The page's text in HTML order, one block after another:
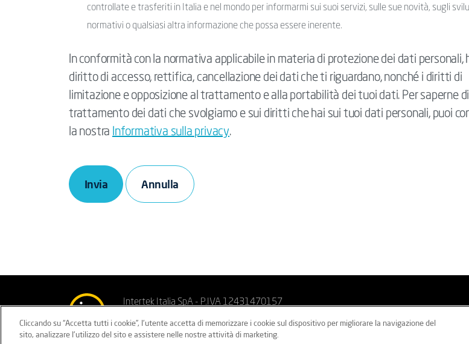
controllate e trasferiti in Italia e nel mondo per informarmi sui suoi servizi, sulle sue novità, sugli
normativi o qualsiasi altra informazione che possa essere inerente.
In conformità con la normativa applicabile in materia di protezione dei dati personali,
diritto di accesso, rettifica, cancellazione dei dati che ti riguardano, nonché i diritti di
limitazione e opposizione al trattamento e alla portabilità dei tuoi dati. Per saperne
trattamento dei dati che svolgiamo e sui diritti che hai sui tuoi dati personali, puoi
la nostra Informativa sulla privacy.
Invia
Intertek Italia SpA - P.IVA 12431470157
Privacy sito Privacy clienti/fornitori Cookie Policy Imparzialità
Cliccando su “Accetta tutti i cookie”, l'utente accetta di memorizzare i cookie sul dispositivo per migliorare la navigazione del
sito, analizzare l'utilizzo del sito e assistere nelle nostre attività di marketing.